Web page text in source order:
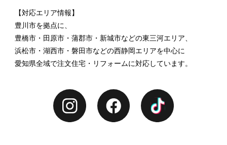
【対応エリア情報】
豊川市を拠点に、
豊橋市・田原市・蒲郡市・新城市などの東三河エリア、
浜松市・湖西市・磐田市などの西静岡エリアを中心に
愛知県全域で注文住宅・リフォームに対応しています。